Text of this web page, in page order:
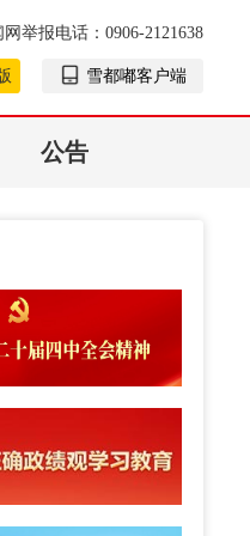
举报电话：0906-2121638
雪都嘟客户端
公告